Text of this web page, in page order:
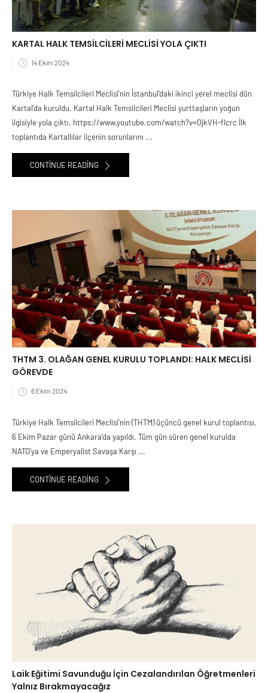
KARTAL HALK TEMSİLCİLERİ MECLİSİ YOLA ÇIKTI
14 Ekim 2024
Türkiye Halk Temsilcileri Meclisi'nin İstanbul'daki ikinci yerel meclisi dün
Kartal'da kuruldu. Kartal Halk Temsilcileri Meclisi yurttaşların yoğun
ilgisiyle yola çıktı. https://www.youtube.com/watch?v=OjkVH-fIcrc İlk
toplantıda Kartallılar ilçenin sorunlarını ...
CONTINUE READING
THTM 3. OLAĞAN GENEL KURULU TOPLANDI: HALK MECLİSİ
GÖREVDE
6 Ekim 2024
Türkiye Halk Temsilcileri Meclisi’nin (THTM) üçüncü genel kurul toplantısı,
6 Ekim Pazar günü Ankara’da yapıldı. Tüm gün süren genel kurulda
NATO’ya ve Emperyalist Savaşa Karşı ...
CONTINUE READING
Laik Eğitimi Savunduğu İçin Cezalandırılan Öğretmenleri
Yalnız Bırakmayacağız